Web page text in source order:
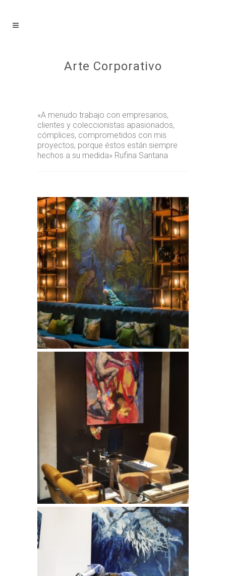
Arte Corporativo
«A menudo trabajo con empresarios,
clientes y coleccionistas apasionados,
cómplices, comprometidos con mis
proyectos, porque éstos están siempre
hechos a su medida» Rufina Santana